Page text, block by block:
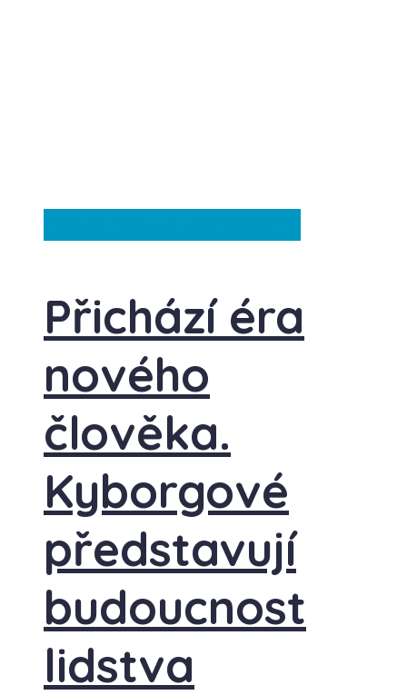
Přichází éra
nového
člověka.
Kyborgové
představují
budoucnost
lidstva